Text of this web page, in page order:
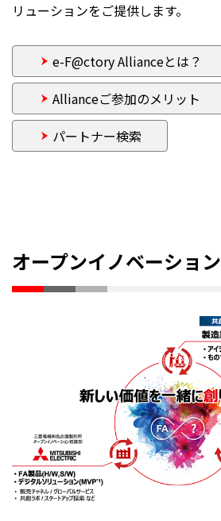
リューションをご提供します。
e-F@ctory Allianceとは？
Allianceご参加のメリット
パートナー検索
オープンイノベーション